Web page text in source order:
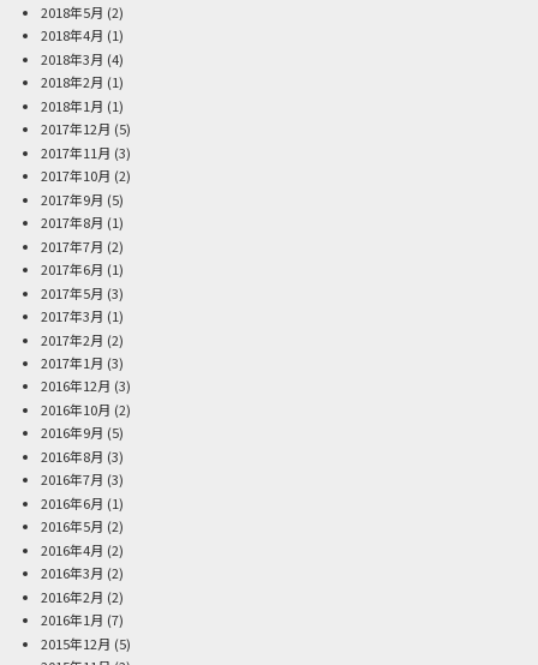
2018年5月 (2)
2018年4月 (1)
2018年3月 (4)
2018年2月 (1)
2018年1月 (1)
2017年12月 (5)
2017年11月 (3)
2017年10月 (2)
2017年9月 (5)
2017年8月 (1)
2017年7月 (2)
2017年6月 (1)
2017年5月 (3)
2017年3月 (1)
2017年2月 (2)
2017年1月 (3)
2016年12月 (3)
2016年10月 (2)
2016年9月 (5)
2016年8月 (3)
2016年7月 (3)
2016年6月 (1)
2016年5月 (2)
2016年4月 (2)
2016年3月 (2)
2016年2月 (2)
2016年1月 (7)
2015年12月 (5)